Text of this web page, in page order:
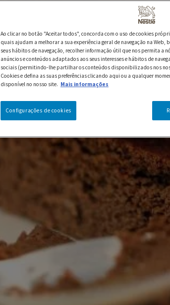
Ao clicar no botão "Aceitar todos", concorda com o uso de cookies
quais ajudam a melhorar a sua experiência geral de navegação na Web,
seus hábitos de navegação, recolher informação útil que nos permita a
anúncios e conteúdos adaptados aos seus interesses e hábitos de
sociais (permitindo-lhe partilhar os conteúdos disponibilizados nos
Cookies e defina as suas preferências clicando aqui ou a qualquer
disponível no nosso site. Mais informações
Configurações de cookies